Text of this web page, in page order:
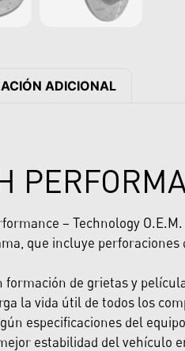
ADICIONAL
– Technology O.E.M.
que incluye
de grietas y
la vida útil de todos los
especificaciones del
estabilidad del vehículo